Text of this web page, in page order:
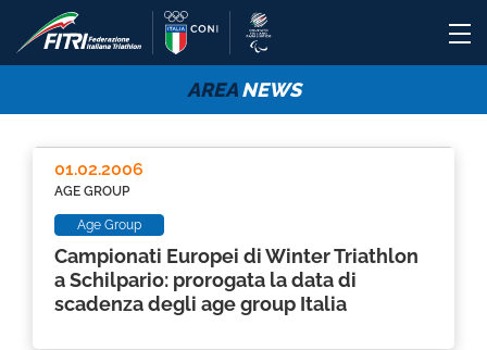
AREANEWS
Campionati Europei di Winter Triathlon
a Schilpario: prorogata la data di
scadenza degli age group Italia
AGE GROUP
01.02.2006
Age Group